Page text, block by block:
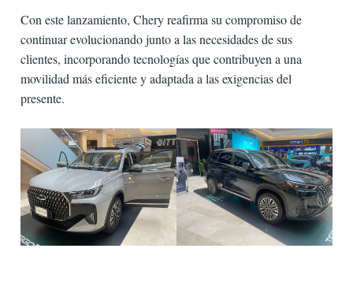
Con este lanzamiento, Chery reafirma su compromiso de
continuar evolucionando junto a las necesidades de sus
clientes, incorporando tecnologías que contribuyen a una
movilidad más eficiente y adaptada a las exigencias del
presente.